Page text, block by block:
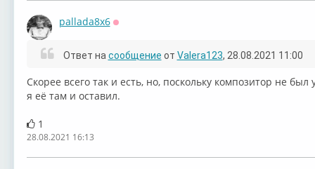
pallada8x6
Ответ на сообщение от Valera123, 28.08.2021 11:00
Скорее всего так и есть, но, поскольку композитор не
я её там и оставил.
1
28.08.2021 16:13